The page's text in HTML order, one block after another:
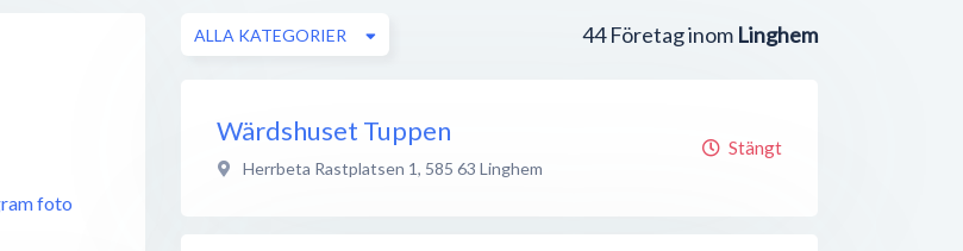
44 Företag inom Linghem
ALLA KATEGORIER
Wärdshuset Tuppen
Herrbeta Rastplatsen 1, 585 63 Linghem
Stängt